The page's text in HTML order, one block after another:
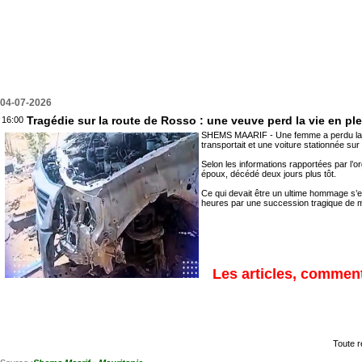
04-07-2026
16:00 Tragédie sur la route de Rosso : une veuve perd la vie en
SHEMS MAARIF - Une femme a perdu
transportait et une voiture stationnée sur
Selon les informations rapportées par
époux, décédé deux jours plus tôt.
Ce qui devait être un ultime hommage
heures par une succession tragique de
Les articles,
Toute